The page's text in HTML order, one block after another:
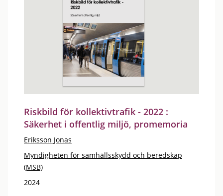
Riskbild för kollektivtrafik - 2022 :
Säkerhet i offentlig miljö, promemoria
Eriksson Jonas
Myndigheten för samhällsskydd och beredskap
(MSB)
2024